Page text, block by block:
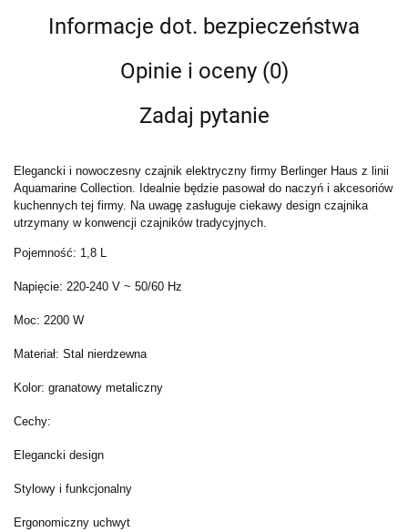
Informacje dot. bezpieczeństwa
Opinie i oceny (0)
Zadaj pytanie
Elegancki i nowoczesny czajnik elektryczny firmy Berlinger Haus z linii
Aquamarine Collection. Idealnie będzie pasował do naczyń i akcesoriów
kuchennych tej firmy. Na uwagę zasługuje ciekawy design czajnika
utrzymany w konwencji czajników tradycyjnych.
Pojemność: 1,8 L
Napięcie: 220-240 V ~ 50/60 Hz
Moc: 2200 W
Materiał: Stal nierdzewna
Kolor: granatowy metaliczny
Cechy:
Elegancki design
Stylowy i funkcjonalny
Ergonomiczny uchwyt